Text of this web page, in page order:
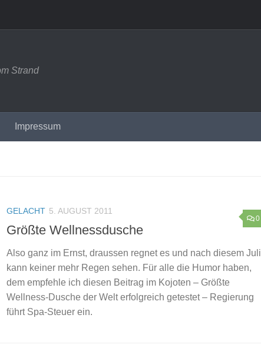
Strand
Impressum
0
GELACHT 5. AUGUST 2011
Größte Wellnessdusche
Also ganz im Ernst, draussen regnet es und nach diesem Juli
kann keiner mehr Regen sehen. Für alle die Humor haben,
dem empfehle ich diesen Beitrag im Kojoten – Größte
Wellness-Dusche der Welt erfolgreich getestet – Regierung
führt Spa-Steuer ein.